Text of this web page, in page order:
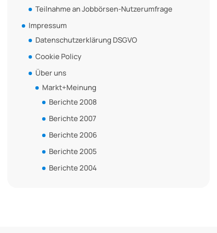
Teilnahme an Jobbörsen-Nutzerumfrage
Impressum
Datenschutzerklärung DSGVO
Cookie Policy
Über uns
Markt+Meinung
Berichte 2008
Berichte 2007
Berichte 2006
Berichte 2005
Berichte 2004